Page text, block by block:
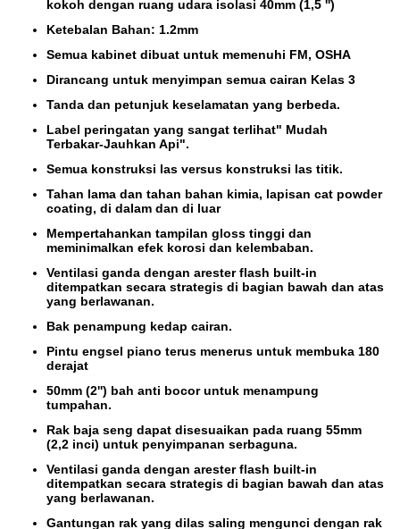
kokoh dengan ruang udara isolasi 40mm (1,5 '')
Ketebalan Bahan: 1.2mm
Semua kabinet dibuat untuk memenuhi FM, OSHA
Dirancang untuk menyimpan semua cairan Kelas 3
Tanda dan petunjuk keselamatan yang berbeda.
Label peringatan yang sangat terlihat" Mudah
Terbakar-Jauhkan Api".
Semua konstruksi las versus konstruksi las titik.
Tahan lama dan tahan bahan kimia, lapisan cat powder
coating, di dalam dan di luar
Mempertahankan tampilan gloss tinggi dan
meminimalkan efek korosi dan kelembaban.
Ventilasi ganda dengan arester flash built-in
ditempatkan secara strategis di bagian bawah dan atas
yang berlawanan.
Bak penampung kedap cairan.
Pintu engsel piano terus menerus untuk membuka 180
derajat
50mm (2'') bah anti bocor untuk menampung
tumpahan.
Rak baja seng dapat disesuaikan pada ruang 55mm
(2,2 inci) untuk penyimpanan serbaguna.
Ventilasi ganda dengan arester flash built-in
ditempatkan secara strategis di bagian bawah dan atas
yang berlawanan.
Gantungan rak yang dilas saling mengunci dengan rak